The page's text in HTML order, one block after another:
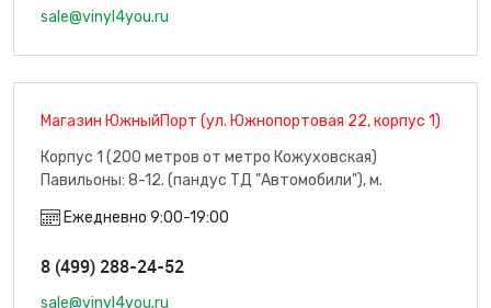
sale@vinyl4you.ru
Магазин ЮжныйПорт (ул. Южнопортовая 22, корпус 1)
Корпус 1 (200 метров от метро Кожуховская)
Павильоны: 8-12. (пандус ТД "Автомобили"), м.
Ежедневно 9:00-19:00
8 (499) 288-24-52
sale@vinyl4you.ru